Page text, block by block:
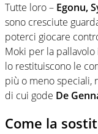
Tutte loro – Egonu,
sono cresciute
poterci giocare
Moki per la pallavolo
lo restituiscono le
più o meno speciali,
di cui gode De
Come la